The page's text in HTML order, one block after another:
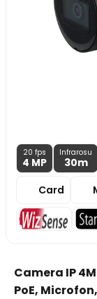
20 fps
4 MP
Infrarosu
30m
Card
Camera IP
PoE,